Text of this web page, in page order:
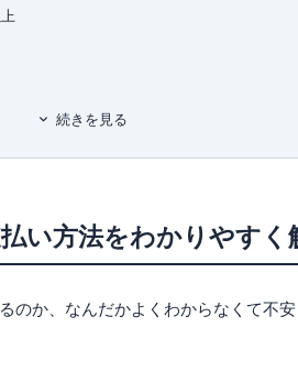
ンとカードローンどちらを選ぶべき？
続きを見る
い方法をわかりやすく
のか、なんだかよくわからなくて不